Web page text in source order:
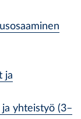
ja
yhteistyö (3–